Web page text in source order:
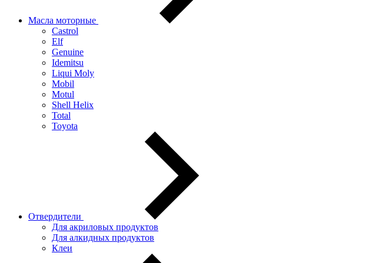
Масла моторные
Castrol
Elf
Genuine
Idemitsu
Liqui Moly
Mobil
Motul
Shell Helix
Total
Toyota
Отвердители
Для акриловых продуктов
Для алкидных продуктов
Клеи